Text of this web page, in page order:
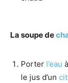
La soupe de
Porter l’eau
le jus d’un